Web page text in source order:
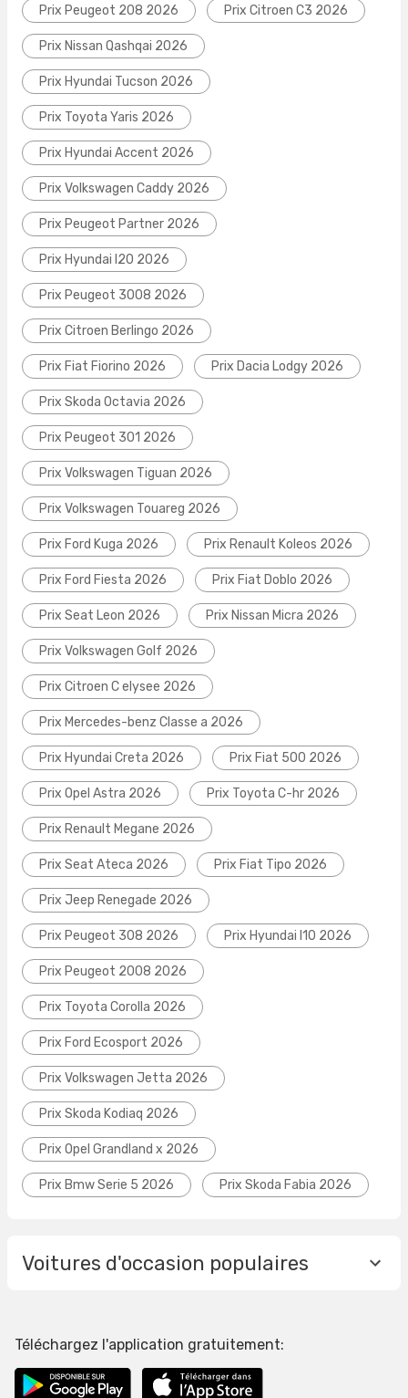
Prix Peugeot 208 2026 Prix Citroen C3 2026
Prix Nissan Qashqai 2026
Prix Hyundai Tucson 2026
Prix Toyota Yaris 2026
Prix Hyundai Accent 2026
Prix Volkswagen Caddy 2026
Prix Peugeot Partner 2026
Prix Hyundai I20 2026
Prix Peugeot 3008 2026
Prix Citroen Berlingo 2026
Prix Fiat Fiorino 2026 Prix Dacia Lodgy 2026
Prix Skoda Octavia 2026
Prix Peugeot 301 2026
Prix Volkswagen Tiguan 2026
Prix Volkswagen Touareg 2026
Prix Ford Kuga 2026 Prix Renault Koleos 2026
Prix Ford Fiesta 2026 Prix Fiat Doblo 2026
Prix Seat Leon 2026 Prix Nissan Micra 2026
Prix Volkswagen Golf 2026
Prix Citroen C elysee 2026
Prix Mercedes-benz Classe a 2026
Prix Hyundai Creta 2026 Prix Fiat 500 2026
Prix Opel Astra 2026 Prix Toyota C-hr 2026
Prix Renault Megane 2026
Prix Seat Ateca 2026 Prix Fiat Tipo 2026
Prix Jeep Renegade 2026
Prix Peugeot 308 2026 Prix Hyundai I10 2026
Prix Peugeot 2008 2026
Prix Toyota Corolla 2026
Prix Ford Ecosport 2026
Prix Volkswagen Jetta 2026
Prix Skoda Kodiaq 2026
Prix Opel Grandland x 2026
Prix Bmw Serie 5 2026 Prix Skoda Fabia 2026
Voitures d'occasion populaires
Téléchargez l'application gratuitement: